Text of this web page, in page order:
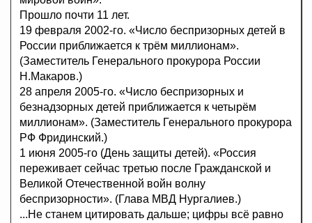
Прошло почти 11 лет.
19 февраля 2002-го. «Число беспризорных детей в
России приближается к трём миллионам».
(Заместитель Генерального прокурора России
Н.Макаров.)
28 апреля 2005-го. «Число беспризорных и
безнадзорных детей приближается к четырём
миллионам». (Заместитель Генерального прокурора
РФ Фридинский.)
1 июня 2005-го (День защиты детей). «Россия
переживает сейчас третью после Гражданской и
Великой Отечественной войн волну
беспризорности». (Глава МВД Нургалиев.)
...Не станем цитировать дальше; цифры всё равно